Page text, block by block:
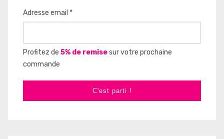
Adresse email *
Profitez de 5% de remisesur votre prochaine
commande
C'est parti !